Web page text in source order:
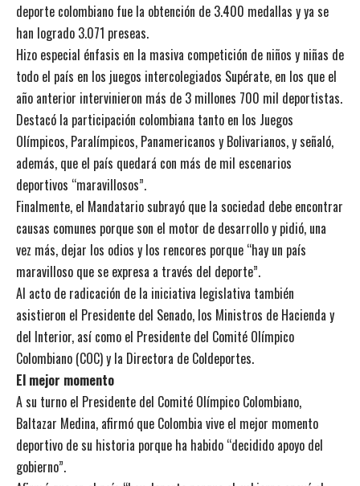
deporte colombiano fue la obtención de 3.400 medallas y ya se
han logrado 3.071 preseas.
Hizo especial énfasis en la masiva competición de niños y niñas de
todo el país en los juegos intercolegiados Supérate, en los que el
año anterior intervinieron más de 3 millones 700 mil deportistas.
Destacó la participación colombiana tanto en los Juegos
Olímpicos, Paralímpicos, Panamericanos y Bolivarianos, y señaló,
además, que el país quedará con más de mil escenarios
deportivos “maravillosos”.
Finalmente, el Mandatario subrayó que la sociedad debe encontrar
causas comunes porque son el motor de desarrollo y pidió, una
vez más, dejar los odios y los rencores porque “hay un país
maravilloso que se expresa a través del deporte”.
Al acto de radicación de la iniciativa legislativa también
asistieron el Presidente del Senado, los Ministros de Hacienda y
del Interior, así como el Presidente del Comité Olímpico
Colombiano (COC) y la Directora de Coldeportes.
El mejor momento
A su turno el Presidente del Comité Olímpico Colombiano,
Baltazar Medina, afirmó que Colombia vive el mejor momento
deportivo de su historia porque ha habido “decidido apoyo del
gobierno”.